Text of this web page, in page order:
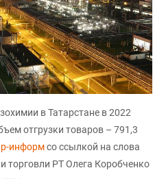
в Татарстане в 2022
отгрузки товаров – 791,3
информсо ссылкой на слова
торговли РТ Олега Коробченко